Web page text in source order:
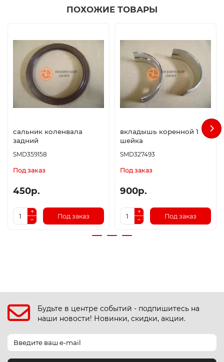
ПОХОЖИЕ ТОВАРЫ
сальник коленвала
задний
SMD359158
Под заказ
450р.
Под заказ
вкладышь коренной 1
шейка
SMD327493
Под заказ
900р.
Под заказ
Будьте в центре событий - подпишитесь на
наши новости! Новинки, скидки, акции.